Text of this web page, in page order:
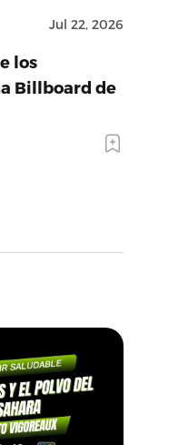
Jul 22, 2026
los
Billboard de